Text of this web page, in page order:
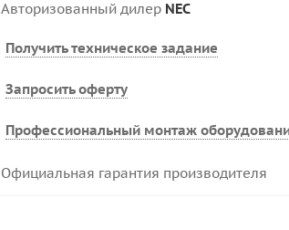
Авторизованный дилер NEC
Получить техническое задание
Запросить оферту
Профессиональный монтаж
Официальная гарантия производителя